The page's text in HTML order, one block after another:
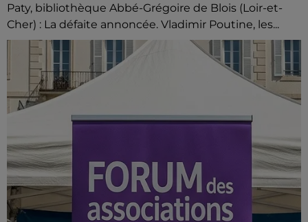
Paty, bibliothèque Abbé-Grégoire de Blois (Loir-et-
Cher) : La défaite annoncée. Vladimir Poutine, les...